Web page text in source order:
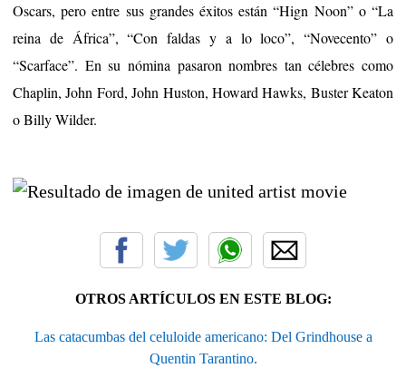
Oscars, pero entre sus grandes éxitos están “Hign Noon” o “La
reina de África”, “Con faldas y a lo loco”, “Novecento” o
“Scarface”. En su nómina pasaron nombres tan célebres como
Chaplin, John Ford, John Huston, Howard Hawks, Buster Keaton
o Billy Wilder.
OTROS ARTÍCULOS EN ESTE BLOG:
Las catacumbas del celuloide americano: Del Grindhouse a
Quentin Tarantino.